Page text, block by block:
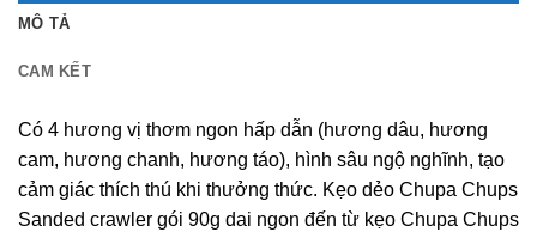
MÔ TẢ
CAM KẾT
Có 4 hương vị thơm ngon hấp dẫn (hương dâu, hương
cam, hương chanh, hương táo), hình sâu ngộ nghĩnh, tạo
cảm giác thích thú khi thưởng thức. Kẹo dẻo Chupa Chups
Sanded crawler gói 90g dai ngon đến từ kẹo Chupa Chups